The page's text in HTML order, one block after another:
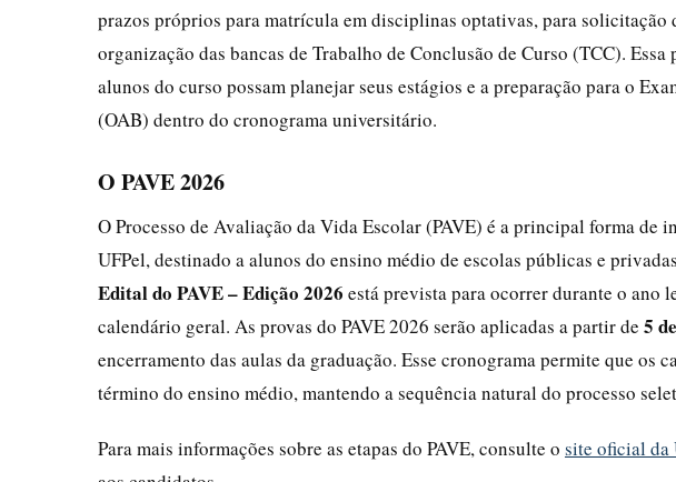
prazos próprios para matrícula em disciplinas optativas, para solicitação
organização das bancas de Trabalho de Conclusão de Curso (TCC).
alunos do curso possam planejar seus estágios e a preparação para o
(OAB) dentro do cronograma universitário.
O PAVE 2026
O Processo de Avaliação da Vida Escolar (PAVE) é a principal forma de
UFPel, destinado a alunos do ensino médio de escolas públicas e
Edital do PAVE – Edição 2026 está prevista para ocorrer durante o ano
calendário geral. As provas do PAVE 2026 serão aplicadas a partir de 5
encerramento das aulas da graduação. Esse cronograma permite que os
término do ensino médio, mantendo a sequência natural do processo
Para mais informações sobre as etapas do PAVE, consulte o site oficial da